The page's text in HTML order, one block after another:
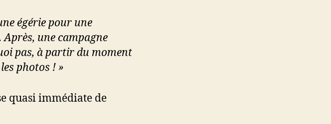
égérie pour une
une campagne
pas, à partir du moment
photos ! »
quasi immédiate de